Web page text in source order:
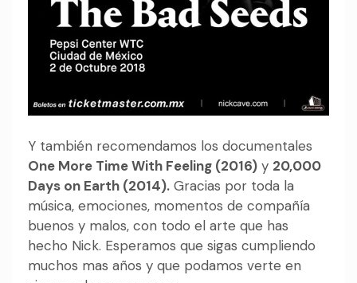
Y también recomendamos los documentales
One More Time With Feeling (2016) y 20,000
Days on Earth (2014). Gracias por toda la
música, emociones, momentos de compañía
buenos y malos, con todo el arte que has
hecho Nick. Esperamos que sigas cumpliendo
muchos mas años y que podamos verte en